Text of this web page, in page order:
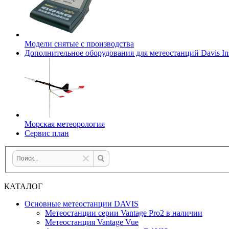
Модели снятые с производства
Дополнительное оборудования для метеостанций Davis
Морская метеорология
Сервис план
КАТАЛОГ
Основные метеостанции DAVIS
Метеостанции серии Vantage Pro2 в наличии
Метеостанция Vantage Vue